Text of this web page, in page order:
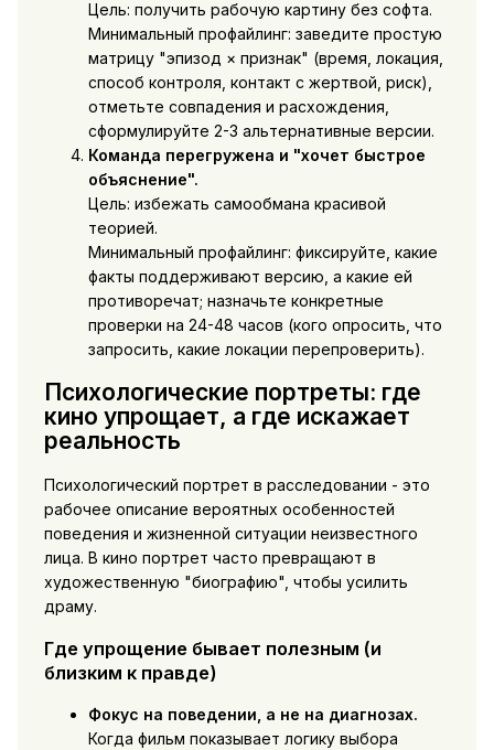
Цель: получить рабочую картину без софта.
Минимальный профайлинг: заведите простую
матрицу "эпизод × признак" (время, локация,
способ контроля, контакт с жертвой, риск),
отметьте совпадения и расхождения,
сформулируйте 2-3 альтернативные версии.
Команда перегружена и "хочет быстрое
объяснение".
Цель: избежать самообмана красивой
теорией.
Минимальный профайлинг: фиксируйте, какие
факты поддерживают версию, а какие ей
противоречат; назначьте конкретные
проверки на 24-48 часов (кого опросить, что
запросить, какие локации перепроверить).
Психологические портреты: где
кино упрощает, а где искажает
реальность
Психологический портрет в расследовании - это
рабочее описание вероятных особенностей
поведения и жизненной ситуации неизвестного
лица. В кино портрет часто превращают в
художественную "биографию", чтобы усилить
драму.
Где упрощение бывает полезным (и
близким к правде)
Фокус на поведении, а не на диагнозах.
Когда фильм показывает логику выбора